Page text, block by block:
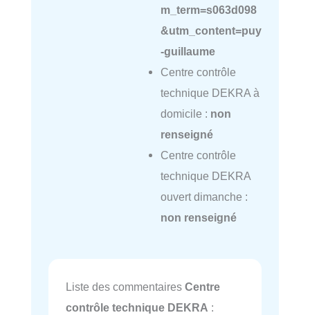
m_term=s063d098
&utm_content=puy
-guillaume
Centre contrôle
technique DEKRA à
domicile : non
renseigné
Centre contrôle
technique DEKRA
ouvert dimanche :
non renseigné
Liste des commentaires Centre
contrôle technique DEKRA :